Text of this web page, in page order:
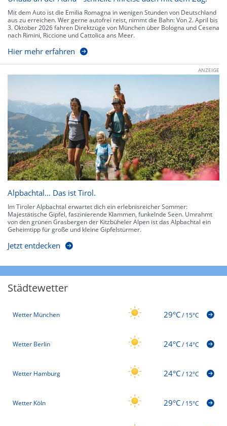
Mit dem Auto ist die Emilia Romagna in wenigen Stunden von Deutschland
aus zu erreichen. Wer gerne autofrei reist, nimmt die Bahn: Von 2. April bis
3. Oktober 2026 fahren Direktzüge von München über Bologna und Cesena
nach Rimini, Riccione und Cattolica ans Meer.
Hier mehr erfahren
ANZEIGE
Alpbachtal… Das ist Tirol.
Im Tiroler Alpbachtal erwartet dich ein erlebnisreicher Sommer:
Majestätische Gipfel, faszinierende Klammen, funkelnde Seen. Umrahmt
von den grünen Grasbergen der Kitzbüheler Alpen ist das Alpbachtal ein
Geheimtipp für große und kleine Gipfelstürmer.
Jetzt entdecken
Städtewetter
Wetter München 29°C/15°C
Wetter Berlin 24°C/14°C
Wetter Hamburg 24°C/12°C
Wetter Köln 29°C/15°C